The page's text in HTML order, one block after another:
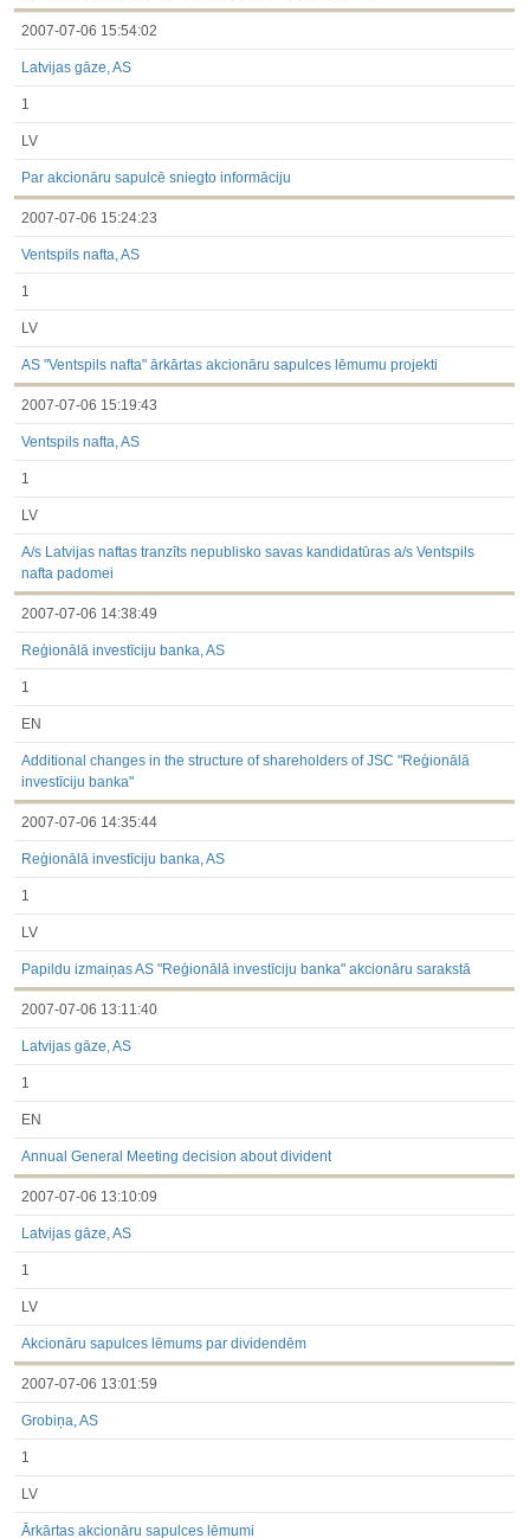
2007-07-06 15:54:02
Latvijas gāze, AS
1
LV
Par akcionāru sapulcē sniegto informāciju
2007-07-06 15:24:23
Ventspils nafta, AS
1
LV
AS "Ventspils nafta" ārkārtas akcionāru sapulces lēmumu projekti
2007-07-06 15:19:43
Ventspils nafta, AS
1
LV
A/s Latvijas naftas tranzīts nepublisko savas kandidatūras a/s Ventspils
nafta padomei
2007-07-06 14:38:49
Reģionālā investīciju banka, AS
1
EN
Additional changes in the structure of shareholders of JSC "Reģionālā
investīciju banka"
2007-07-06 14:35:44
Reģionālā investīciju banka, AS
1
LV
Papildu izmaiņas AS "Reģionālā investīciju banka" akcionāru sarakstā
2007-07-06 13:11:40
Latvijas gāze, AS
1
EN
Annual General Meeting decision about divident
2007-07-06 13:10:09
Latvijas gāze, AS
1
LV
Akcionāru sapulces lēmums par dividendēm
2007-07-06 13:01:59
Grobiņa, AS
1
LV
Ārkārtas akcionāru sapulces lēmumi